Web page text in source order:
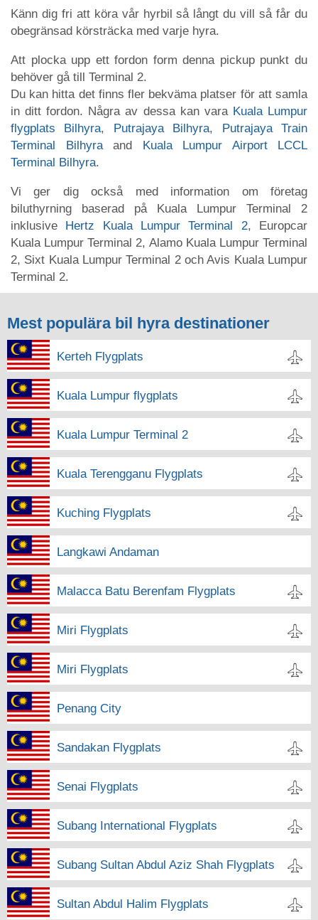
Känn dig fri att köra vår hyrbil så långt du vill så får du
obegränsad körsträcka med varje hyra.
Att plocka upp ett fordon form denna pickup punkt du
behöver gå till Terminal 2.
Du kan hitta det finns fler bekväma platser för att samla
in ditt fordon. Några av dessa kan vara Kuala Lumpur
flygplats Bilhyra, Putrajaya Bilhyra, Putrajaya Train
Terminal Bilhyraand Kuala Lumpur Airport LCCL
Terminal Bilhyra.
Vi ger dig också med information om företag
biluthyrning baserad på Kuala Lumpur Terminal 2
inklusive Hertz Kuala Lumpur Terminal 2, Europcar
Kuala Lumpur Terminal 2, Alamo Kuala Lumpur Terminal
2, Sixt Kuala Lumpur Terminal 2 och Avis Kuala Lumpur
Terminal 2.
Mest populära bil hyra destinationer
Kerteh Flygplats
Kuala Lumpur flygplats
Kuala Lumpur Terminal 2
Kuala Terengganu Flygplats
Kuching Flygplats
Langkawi Andaman
Malacca Batu Berenfam Flygplats
Miri Flygplats
Miri Flygplats
Penang City
Sandakan Flygplats
Senai Flygplats
Subang International Flygplats
Subang Sultan Abdul Aziz Shah Flygplats
Sultan Abdul Halim Flygplats